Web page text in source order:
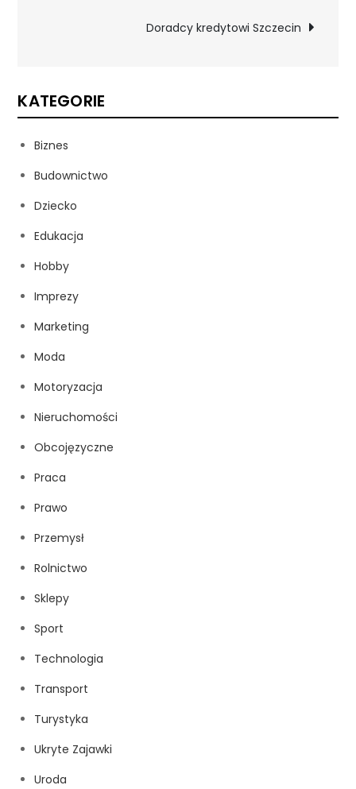
Doradcy kredytowi Szczecin
KATEGORIE
Biznes
Budownictwo
Dziecko
Edukacja
Hobby
Imprezy
Marketing
Moda
Motoryzacja
Nieruchomości
Obcojęzyczne
Praca
Prawo
Przemysł
Rolnictwo
Sklepy
Sport
Technologia
Transport
Turystyka
Ukryte Zajawki
Uroda